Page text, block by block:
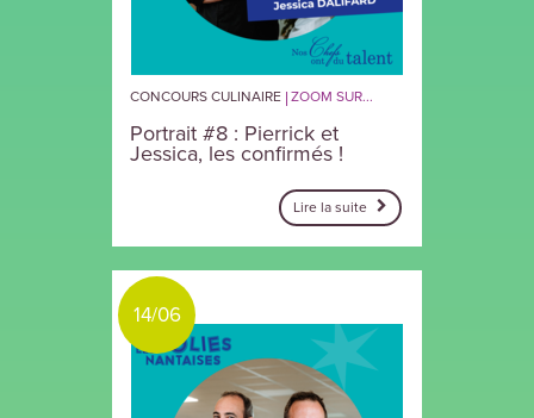
CONCOURS CULINAIRE ZOOM SUR...
Portrait #8 : Pierrick et
Jessica, les confirmés !
Lire la suite
14/06